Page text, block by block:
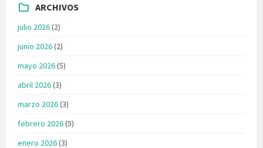
ARCHIVOS
julio 2026(2)
junio 2026(2)
mayo 2026(5)
abril 2026(3)
marzo 2026(3)
febrero 2026(5)
enero 2026(3)